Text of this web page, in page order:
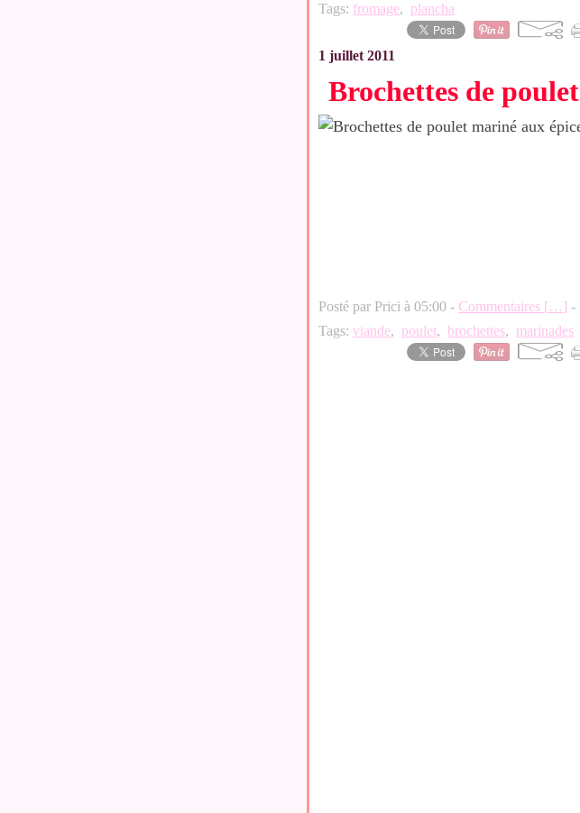
Tags: fromage, plancha
1 juillet 2011
Brochettes de
Posté par Prici à 05:00 - Commentaires […] -
Tags: viande, poulet, brochettes, marinades